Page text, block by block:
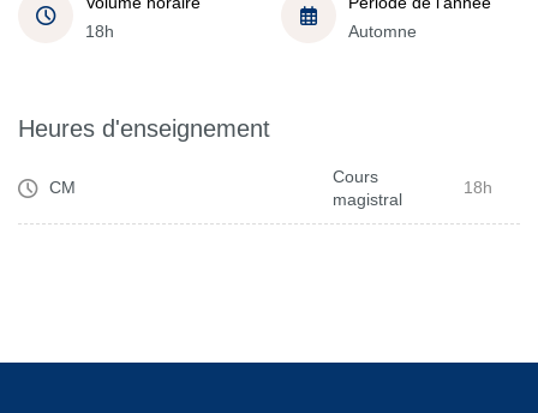
18h
Automne
Heures d'enseignement
CM
Cours
magistral
18h